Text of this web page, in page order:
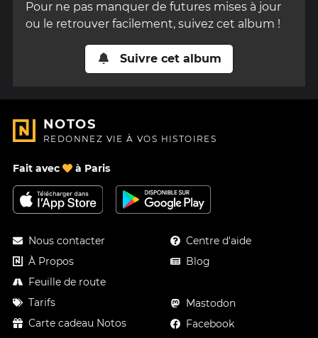
Pour ne pas manquer de futures mises à jour
ou le retrouver facilement, suivez cet album !
Suivre cet album
NOTOS
REDONNEZ VIE À VOS HISTOIRES
Fait avec à Paris
Nous contacter
À Propos
Feuille de route
Tarifs
Carte cadeau Notos
Centre d'aide
Blog
Mastodon
Facebook